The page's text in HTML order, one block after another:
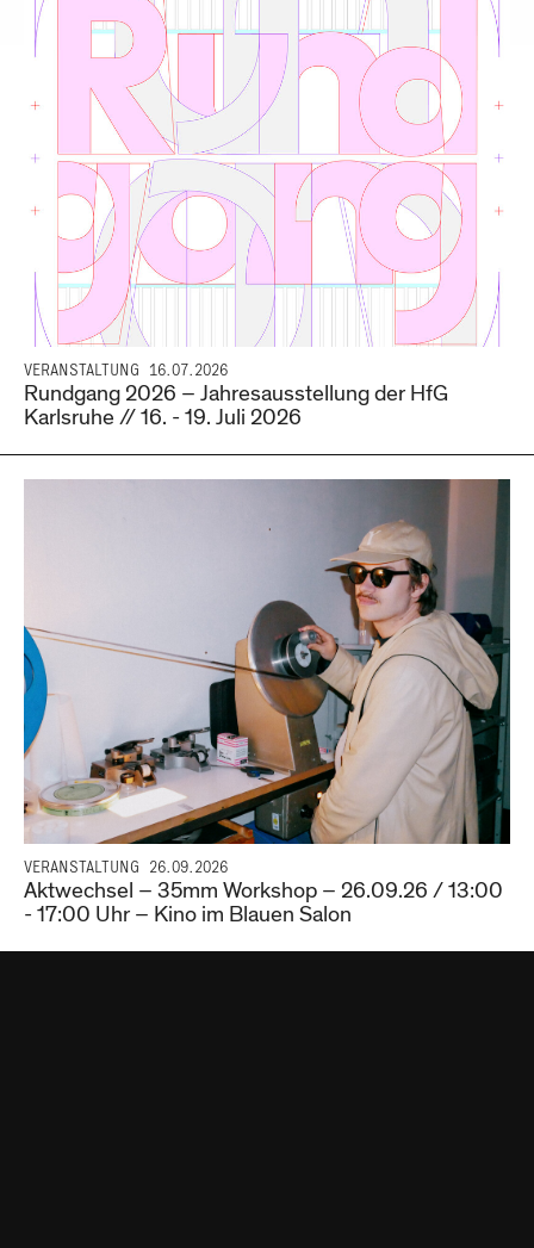
VERANSTALTUNG 16.07.2026
Rundgang 2026 – Jahresausstellung der HfG
Karlsruhe // 16. - 19. Juli 2026
VERANSTALTUNG 26.09.2026
Aktwechsel – 35mm Workshop – 26.09.26 / 13:00
- 17:00 Uhr – Kino im Blauen Salon